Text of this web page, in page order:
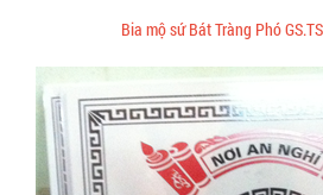
Bia mộ sứ Bát Tràng Phó